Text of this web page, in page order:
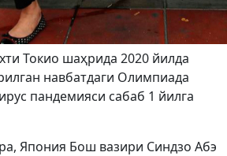
Токио шаҳрида 2020 йилда
навбатдаги Олимпиада
пандемияси сабаб 1 йилга
Япония Бош вазири Синдзо Aбэ